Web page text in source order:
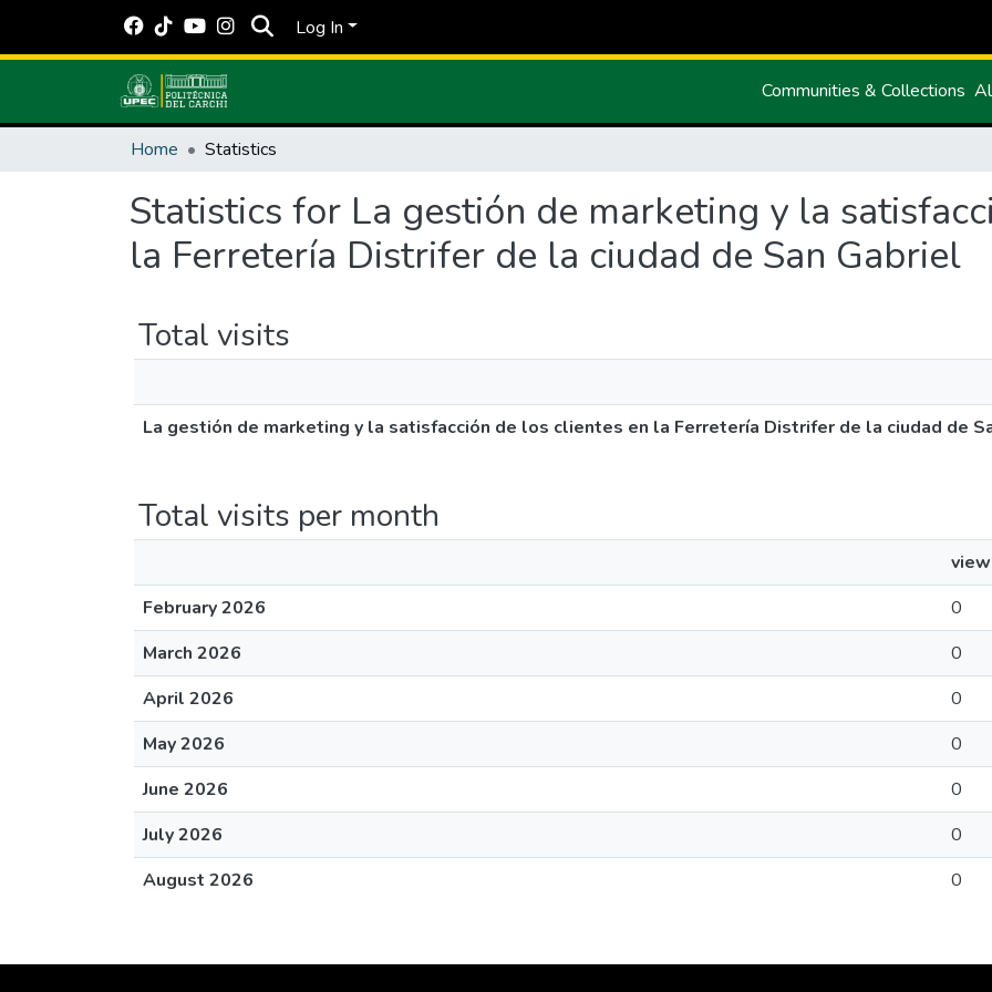
Log In
Communities & Collections
Home Statistics
Statistics for La gestión de marketing y la
la Ferretería Distrifer de la ciudad de San Gabriel
Total visits
La gestión de marketing y la satisfacción de los clientes en la Ferretería Distrifer de la ciudad de
Total visits per month
February 2026
0
March 2026
0
April 2026
0
May 2026
0
June 2026
0
July 2026
0
August 2026
0